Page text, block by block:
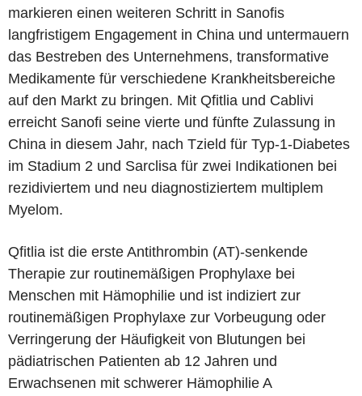
markieren einen weiteren Schritt in Sanofis
langfristigem Engagement in China und untermauern
das Bestreben des Unternehmens, transformative
Medikamente für verschiedene Krankheitsbereiche
auf den Markt zu bringen. Mit Qfitlia und Cablivi
erreicht Sanofi seine vierte und fünfte Zulassung in
China in diesem Jahr, nach Tzield für Typ-1-Diabetes
im Stadium 2 und Sarclisa für zwei Indikationen bei
rezidiviertem und neu diagnostiziertem multiplem
Myelom.
Qfitlia ist die erste Antithrombin (AT)-senkende
Therapie zur routinemäßigen Prophylaxe bei
Menschen mit Hämophilie und ist indiziert zur
routinemäßigen Prophylaxe zur Vorbeugung oder
Verringerung der Häufigkeit von Blutungen bei
pädiatrischen Patienten ab 12 Jahren und
Erwachsenen mit schwerer Hämophilie A